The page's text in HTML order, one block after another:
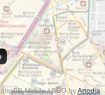
phpBB Mobile / SEO byArtodia.